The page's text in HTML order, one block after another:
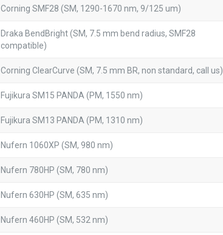
Corning SMF28 (SM, 1290-1670 nm, 9/125 um)
Draka BendBright (SM, 7.5 mm bend radius, SMF28
compatible)
Corning ClearCurve (SM, 7.5 mm BR, non standard, call us)
Fujikura SM15 PANDA (PM, 1550 nm)
Fujikura SM13 PANDA (PM, 1310 nm)
Nufern 1060XP (SM, 980 nm)
Nufern 780HP (SM, 780 nm)
Nufern 630HP (SM, 635 nm)
Nufern 460HP (SM, 532 nm)